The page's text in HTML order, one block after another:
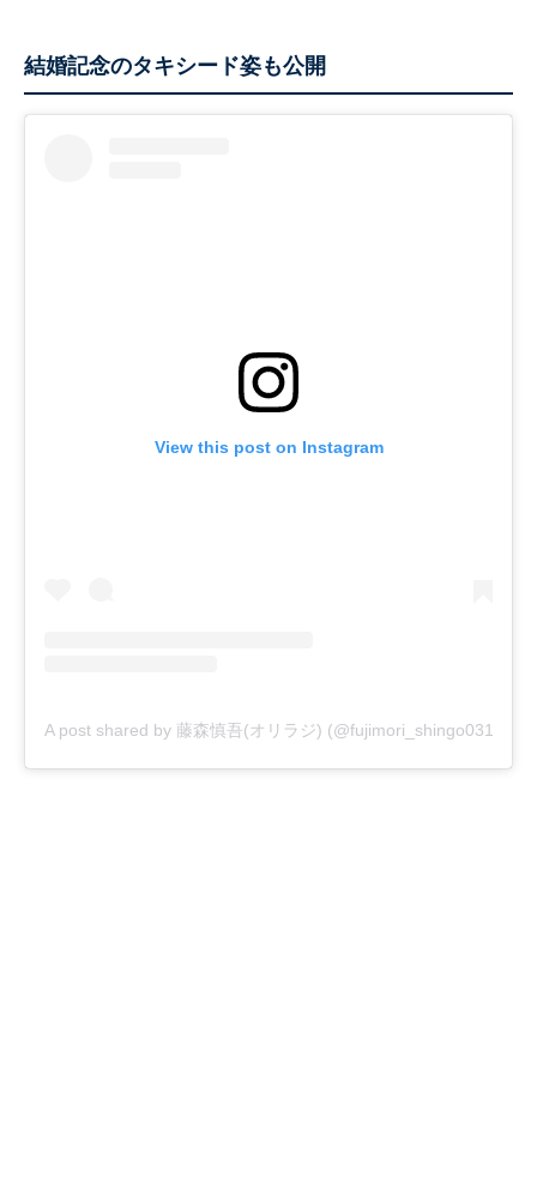
結婚記念のタキシード姿も公開
View this post on Instagram
A post shared by 藤森慎吾(オリラジ) (@fujimori_shingo0317)